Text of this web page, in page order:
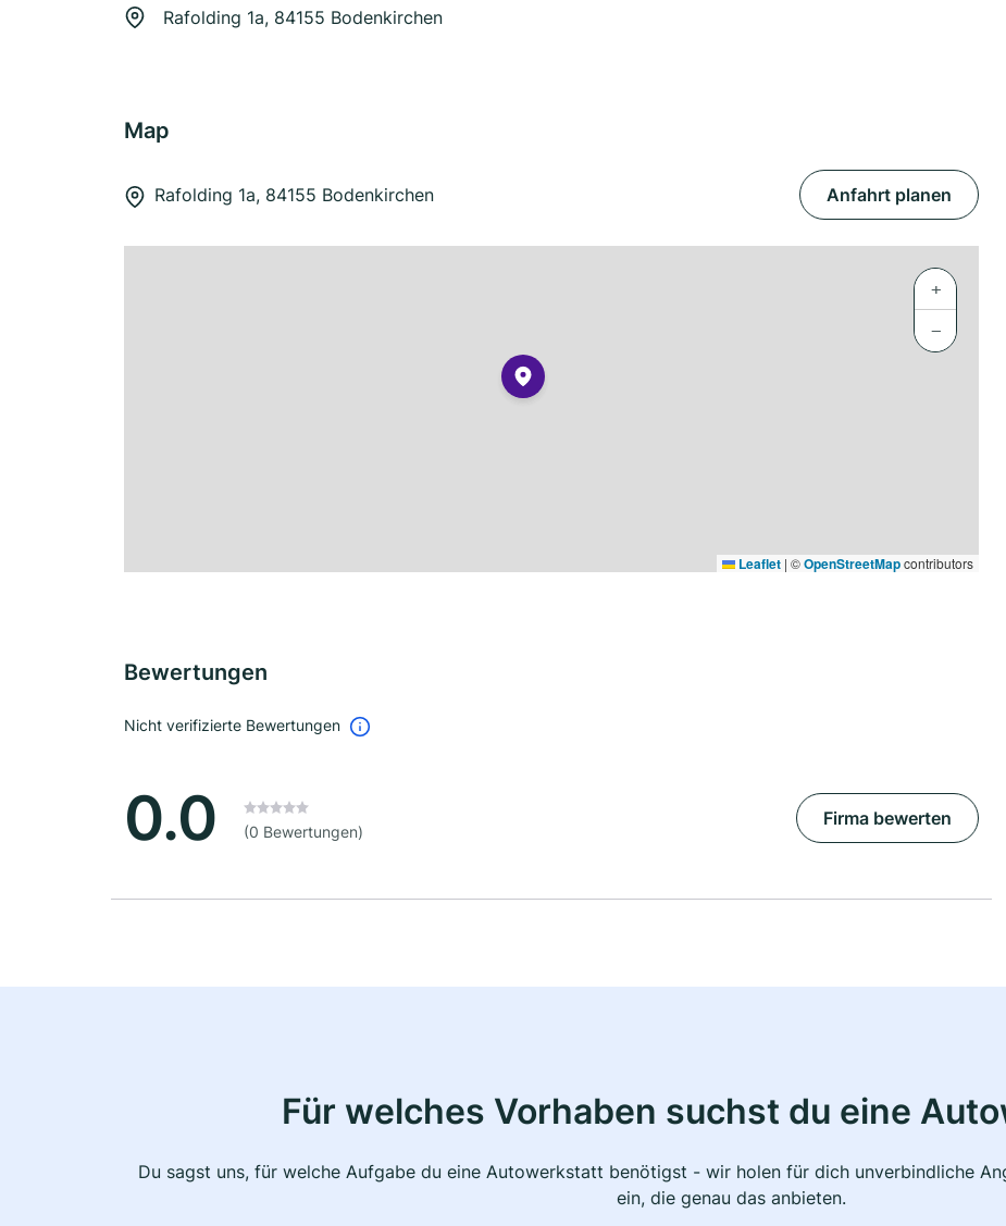
Rafolding 1a, 84155 Bodenkirchen
Map
Rafolding 1a, 84155 Bodenkirchen Anfahrt planen
+
−
Leaflet | ©OpenStreetMapcontributors
Bewertungen
Nicht verifizierte Bewertungen
0.0 (0 Bewertungen)
Firma bewerten
Für welches Vorhaben suchst du eine
Du sagst uns, für welche Aufgabe du eine Autowerkstatt benötigst - wir holen für dich unverbindliche
ein, die genau das anbieten.